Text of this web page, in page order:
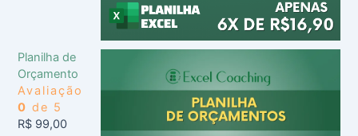
Planilha de
Orçamento
Avaliação
0 de 5
R$ 99,00